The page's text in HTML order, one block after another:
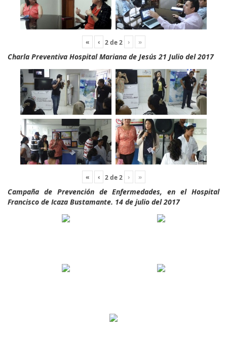
« ‹ 2de2 › »
Charla Preventiva Hospital Mariana de Jesús 21 Julio del 2017
« ‹ 2de2 › »
Campaña de Prevención de Enfermedades, en el Hospital
Francisco de Icaza Bustamante. 14 de julio del 2017